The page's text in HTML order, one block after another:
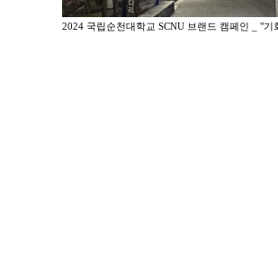
2024 국립순천대학교 SCNU 브랜드 캠페인 _ "기